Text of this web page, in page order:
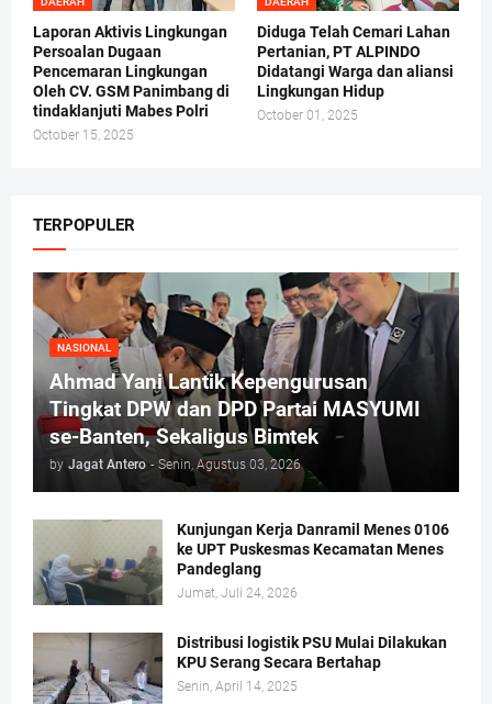
Laporan Aktivis Lingkungan
Persoalan Dugaan
Pencemaran Lingkungan
Oleh CV. GSM Panimbang di
tindaklanjuti Mabes Polri
October 15, 2025
Diduga Telah Cemari Lahan
Pertanian, PT ALPINDO
Didatangi Warga dan aliansi
Lingkungan Hidup
October 01, 2025
TERPOPULER
NASIONAL
Ahmad Yani Lantik Kepengurusan
Tingkat DPW dan DPD Partai MASYUMI
se-Banten, Sekaligus Bimtek
by Jagat Antero - Senin, Agustus 03, 2026
Kunjungan Kerja Danramil Menes 0106
ke UPT Puskesmas Kecamatan Menes
Pandeglang
Jumat, Juli 24, 2026
Distribusi logistik PSU Mulai Dilakukan
KPU Serang Secara Bertahap
Senin, April 14, 2025